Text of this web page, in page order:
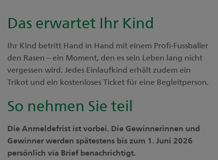
Das erwartet Ihr Kind
Ihr Kind betritt Hand in Hand mit einem Profi-Fussballer
den Rasen – ein Moment, den es sein Leben lang nicht
vergessen wird. Jedes Einlaufkind erhält zudem ein
Trikot und ein kostenloses Ticket für eine Begleitperson.
So nehmen Sie teil
Die Anmeldefrist ist vorbei. Die Gewinnerinnen und
Gewinner werden spätestens bis zum 1. Juni 2026
persönlich via Brief benachrichtigt.